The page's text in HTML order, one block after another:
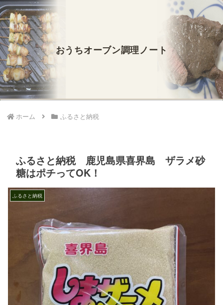
おうちオーブン調理ノート
ホーム ふるさと納税
ふるさと納税 鹿児島県喜界島 ザラメ砂
糖はポチってOK！
ふるさと納税